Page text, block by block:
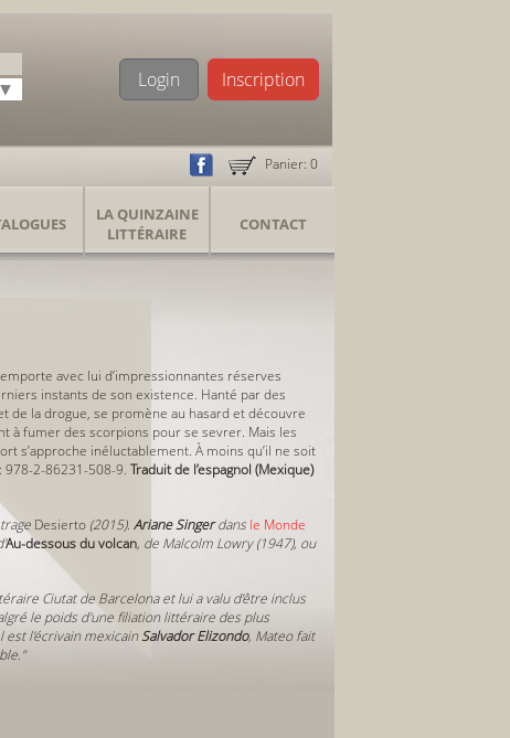
Login Inscription
Panier: 0
LA QUINZAINE
LITTÉRAIRE
CONTACT
avec lui d’impressionnantes réserves
instants de son existence. Hanté par des
la drogue, se promène au hasard et découvre
à fumer des scorpions pour se sevrer. Mais les
s’approche inéluctablement. À moins qu’il ne soit
978-2-86231-508-9. Traduit de l’espagnol (Mexique)
Desierto (2015). Ariane Singerdans le Monde
Au-dessous du volcan, de Malcolm Lowry (1947), ou
Ciutat de Barcelona et lui a valu d’être inclus
le poids d'une filiation littéraire des plus
l'écrivain mexicainSalvador Elizondo, Mateo fait